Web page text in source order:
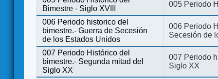
Bimestre - Siglo XVIII
005 Periodo
006 Periodo historico del
bimestre.- Guerra de Secesión
de los Estados Unidos
006 Periodo
Secesión de
007 Periodo Histórico del
bimestre.- Segunda mitad del
Siglo XX
007 Periodo
Siglo XX